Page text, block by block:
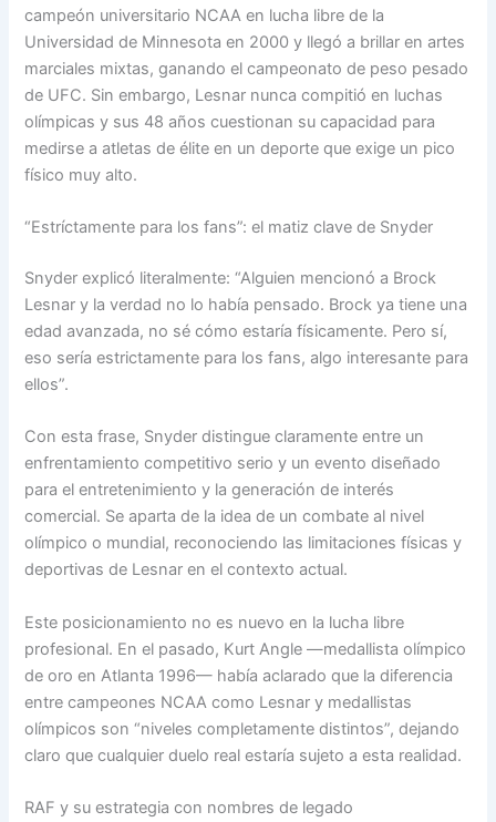
campeón universitario NCAA en lucha libre de la
Universidad de Minnesota en 2000 y llegó a brillar en artes
marciales mixtas, ganando el campeonato de peso pesado
de UFC. Sin embargo, Lesnar nunca compitió en luchas
olímpicas y sus 48 años cuestionan su capacidad para
medirse a atletas de élite en un deporte que exige un pico
físico muy alto.
“Estríctamente para los fans”: el matiz clave de Snyder
Snyder explicó literalmente: “Alguien mencionó a Brock
Lesnar y la verdad no lo había pensado. Brock ya tiene una
edad avanzada, no sé cómo estaría físicamente. Pero sí,
eso sería estrictamente para los fans, algo interesante para
ellos”.
Con esta frase, Snyder distingue claramente entre un
enfrentamiento competitivo serio y un evento diseñado
para el entretenimiento y la generación de interés
comercial. Se aparta de la idea de un combate al nivel
olímpico o mundial, reconociendo las limitaciones físicas y
deportivas de Lesnar en el contexto actual.
Este posicionamiento no es nuevo en la lucha libre
profesional. En el pasado, Kurt Angle —medallista olímpico
de oro en Atlanta 1996— había aclarado que la diferencia
entre campeones NCAA como Lesnar y medallistas
olímpicos son “niveles completamente distintos”, dejando
claro que cualquier duelo real estaría sujeto a esta realidad.
RAF y su estrategia con nombres de legado